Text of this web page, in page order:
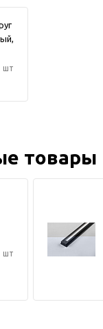
шт
товары
шт